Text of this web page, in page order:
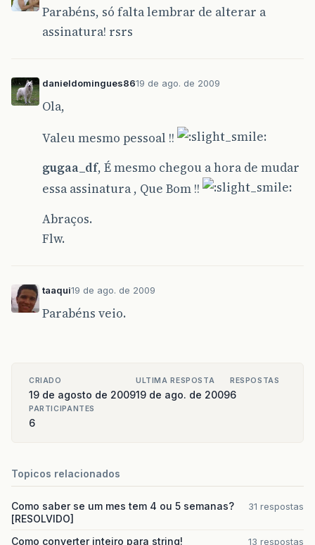
Parabéns, só falta lembrar de alterar a
assinatura! rsrs
danieldomingues8619 de ago. de 2009
Ola,
Valeu mesmo pessoal !!
gugaa_df, É mesmo chegou a hora de mudar
essa assinatura , Que Bom !!
Abraços.
Flw.
taaqui19 de ago. de 2009
Parabéns veio.
CRIADO
19 de agosto de 2009
ULTIMA RESPOSTA
19 de ago. de 2009
RESPOSTAS
6
PARTICIPANTES
6
Topicos relacionados
Como saber se um mes tem 4 ou 5 semanas?
[RESOLVIDO]
31 respostas
Como converter inteiro para string! 13 respostas